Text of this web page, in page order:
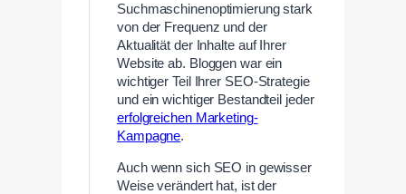
Suchmaschinenoptimierung stark
von der Frequenz und der
Aktualität der Inhalte auf Ihrer
Website ab. Bloggen war ein
wichtiger Teil Ihrer SEO-Strategie
und ein wichtiger Bestandteil jeder
erfolgreichen Marketing-
Kampagne.
Auch wenn sich SEO in gewisser
Weise verändert hat, ist der